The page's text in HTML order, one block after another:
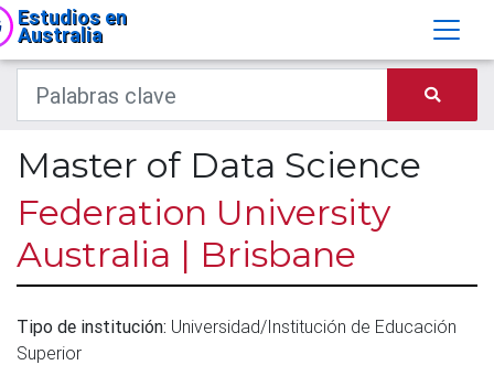
Estudios en
Australia
Master of Data Science
Federation University
Australia | Brisbane
Tipo de institución: Universidad/Institución de Educación
Superior